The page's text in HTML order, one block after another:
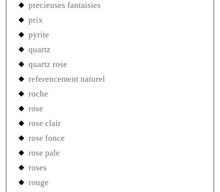
precieuses fantaisies
prix
pyrite
quartz
quartz rose
referencement naturel
roche
rose
rose clair
rose fonce
rose pale
roses
rouge